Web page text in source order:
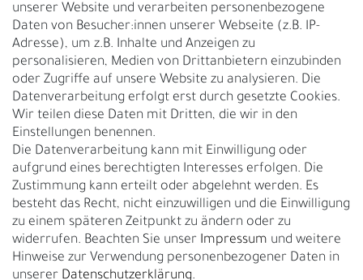
Vertrag widerrufen
UNTERNEHMEN
Nachhaltigkeit
Kontakt
Über uns
Rückgabe
Gürtelgröße messen
Garantie
GESCHÄFTSKUNDEN & HÄNDLER
B2B Geschäftskunden
unserer Website und verarbeiten personenbezogene
Daten von Besucher:innen unserer Webseite (z.B. IP-
Adresse), um z.B. Inhalte und Anzeigen zu
personalisieren, Medien von Drittanbietern einzubinden
oder Zugriffe auf unsere Website zu analysieren. Die
Datenverarbeitung erfolgt erst durch gesetzte Cookies.
Wir teilen diese Daten mit Dritten, die wir in den
Einstellungen benennen.
Die Datenverarbeitung kann mit Einwilligung oder
aufgrund eines berechtigten Interesses erfolgen. Die
Zustimmung kann erteilt oder abgelehnt werden. Es
besteht das Recht, nicht einzuwilligen und die Einwilligung
zu einem späteren Zeitpunkt zu ändern oder zu
widerrufen. Beachten Sie unser Impressum und weitere
Hinweise zur Verwendung personenbezogener Daten in
unserer Daten­schutz­erklärung.